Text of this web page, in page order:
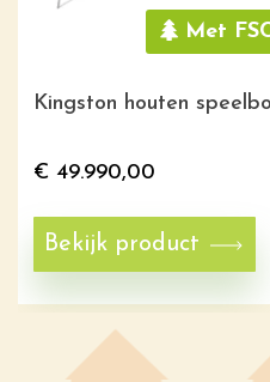
Met
Kingston houten
€ 49.990,00
Bekijk product